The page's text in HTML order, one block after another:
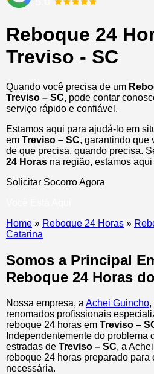
Reboque 24
Treviso - SC
Quando você precisa de um
Treviso – SC, pode contar
serviço rápido e confiável.
Estamos aqui para ajudá-lo em
em Treviso – SC, garantindo que
de que precisa, quando precisa.
24 Horas na região, estamos
Solicitar Socorro Agora
Home » Reboque 24 Horas »
Catarina
Somos a Principal
Reboque 24 Horas
Nossa empresa, a Achei Guincho,
renomados profissionais
reboque 24 horas em Treviso –
Independentemente do problema
estradas de Treviso – SC, a
reboque 24 horas preparado para
necessária.